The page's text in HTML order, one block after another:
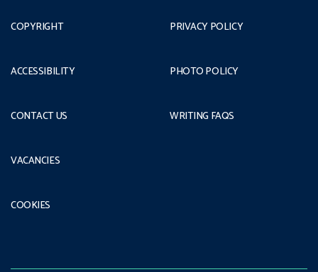
COPYRIGHT
ACCESSIBILITY
CONTACT US
PRIVACY POLICY
PHOTO POLICY
WRITING FAQS
VACANCIES
COOKIES